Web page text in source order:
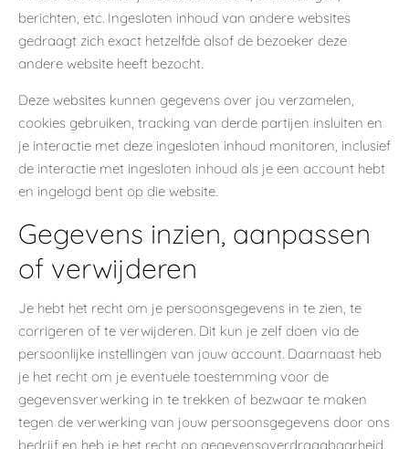
berichten, etc. Ingesloten inhoud van andere websites
gedraagt zich exact hetzelfde alsof de bezoeker deze
andere website heeft bezocht.
Deze websites kunnen gegevens over jou verzamelen,
cookies gebruiken, tracking van derde partijen insluiten en
je interactie met deze ingesloten inhoud monitoren, inclusief
de interactie met ingesloten inhoud als je een account hebt
en ingelogd bent op die website.
Gegevens inzien, aanpassen
of verwijderen
Je hebt het recht om je persoonsgegevens in te zien, te
corrigeren of te verwijderen. Dit kun je zelf doen via de
persoonlijke instellingen van jouw account. Daarnaast heb
je het recht om je eventuele toestemming voor de
gegevensverwerking in te trekken of bezwaar te maken
tegen de verwerking van jouw persoonsgegevens door ons
bedrijf en heb je het recht op gegevensoverdraagbaarheid.